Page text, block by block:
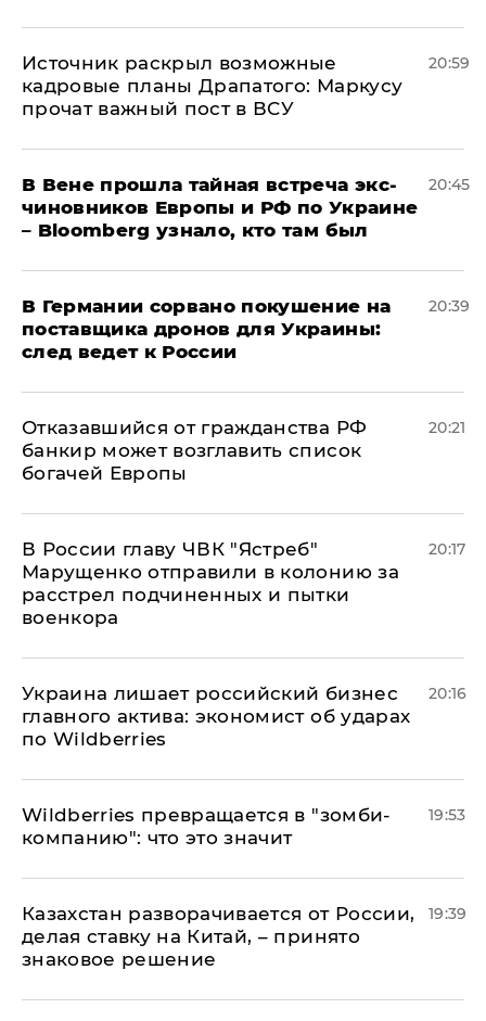
​Источник раскрыл возможные
кадровые планы Драпатого: Маркусу
прочат важный пост в ВСУ
20:59
В Вене прошла тайная встреча экс-
чиновников Европы и РФ по Украине
– Bloomberg узнало, кто там был
20:45
​В Германии сорвано покушение на
поставщика дронов для Украины:
след ведет к России
20:39
Отказавшийся от гражданства РФ
банкир может возглавить список
богачей Европы
20:21
В России главу ЧВК "Ястреб"
Марущенко отправили в колонию за
расстрел подчиненных и пытки
военкора
20:17
​Украина лишает российский бизнес
главного актива: экономист об ударах
по Wildberries
20:16
Wildberries превращается в "зомби-
компанию": что это значит
19:53
Казахстан разворачивается от России,
делая ставку на Китай, – принято
знаковое решение
19:39